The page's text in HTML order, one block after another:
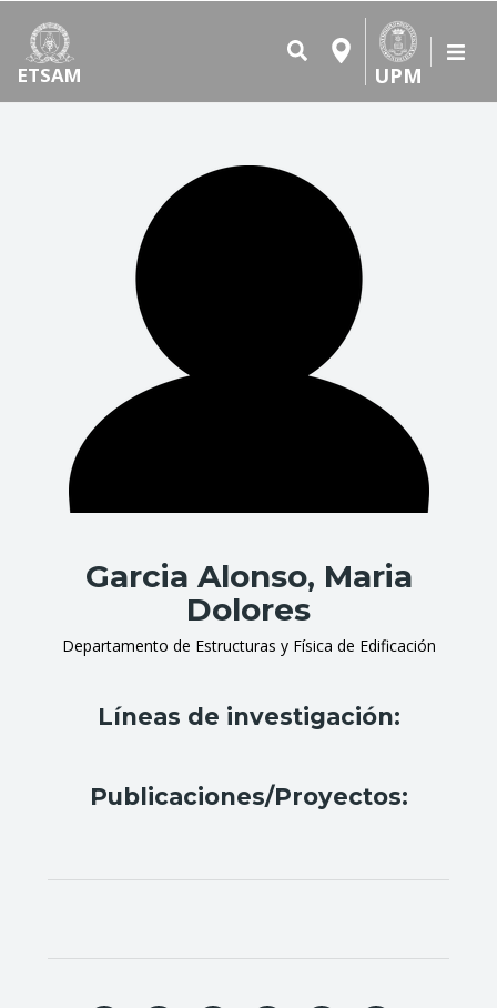
ETSAM UPM
Garcia Alonso, Maria
Dolores
Departamento de Estructuras y Física de Edificación
Líneas de investigación:
Publicaciones/Proyectos: